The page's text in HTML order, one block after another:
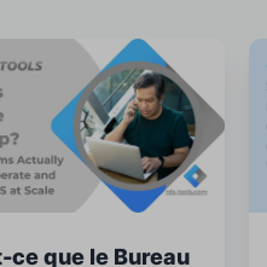
ce que le Bureau